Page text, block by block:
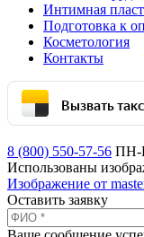
Интимная
Подготовка к
Косметология
Контакты
Вызвать
8 (800) 550-57-56 ПН-
Использованы
Изображение от
Оставить заявку